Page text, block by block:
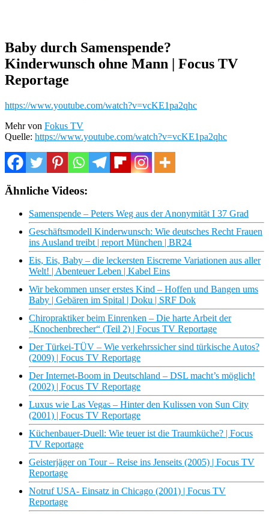
Baby durch Samenspende?
Kinderwunsch ohne Mann | Focus TV
Reportage
https://www.youtube.com/watch?v=vcKE1pa2qhc
Mehr von Fokus TV
Quelle: https://www.youtube.com/watch?v=vcKE1pa2qhc
Ähnliche Videos:
Samenspende – Peters Weg aus der Anonymität I 37 Grad
Geschäftsmodell Kinderwunsch: Wie deutsches Recht Frauen
ins Ausland treibt | report München | BR24
Eis, Eis, Baby – die leckersten Eiscreme Variationen aus aller
Welt! | Abenteuer Leben | Kabel Eins
Wir bekommen unser erstes Kind – Hoffen und Bangen ums
Baby | Gebären im Spital | Doku | SRF Dok
Chiropraktiker beim Einrenken – Die harte Arbeit der
„Knochenbrecher“ (Teil 2) | Focus TV Reportage
Der Türkei-TÜV – Wie verkehrssicher sind türkische Autos?
(2009) | Focus TV Reportage
Der Internet-Boom in Deutschland – DSL macht’s möglich!
(2002) | Focus TV Reportage
Luxus wie Las Vegas – Hinter den Kulissen von Sun City
(2001) | Focus TV Reportage
Küchenbauer-Duell: Wie teuer ist die Traumküche? | Focus
TV Reportage
Geisterjäger on Tour – Reise ins Jenseits (2005) | Focus TV
Reportage
Notruf USA- Einsatz in Chicago (2001) | Focus TV
Reportage